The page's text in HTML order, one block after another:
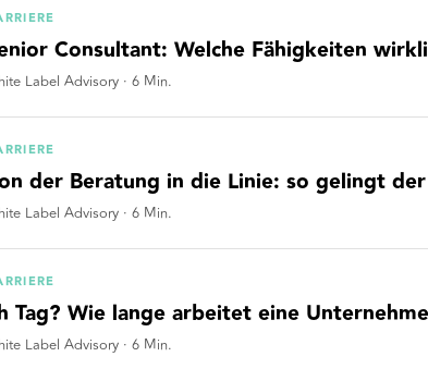
Consultant: Welche Fähigkeiten
Label Advisory · 6 Min.
der Beratung in die Linie: so gelingt
Label Advisory · 6 Min.
Tag? Wie lange arbeitet eine
Label Advisory · 6 Min.